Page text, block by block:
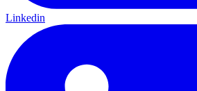
Linkedin